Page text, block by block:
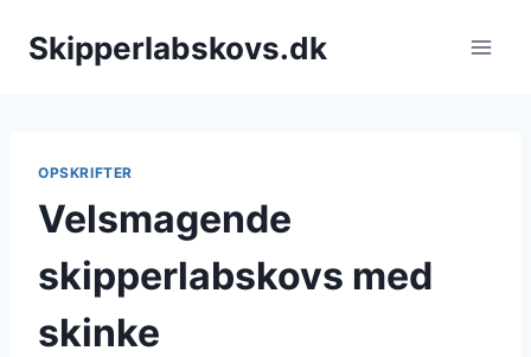
Skipperlabskovs.dk
OPSKRIFTER
Velsmagende
skipperlabskovs med
skinke